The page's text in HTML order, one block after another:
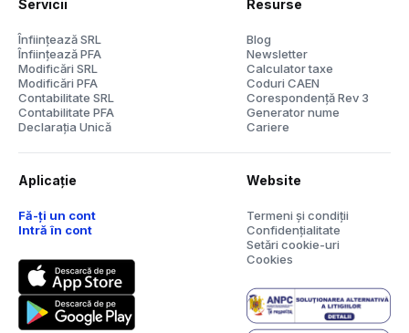
Servicii
Înființează SRL
Înființează PFA
Modificări SRL
Modificări PFA
Contabilitate SRL
Contabilitate PFA
Declarația Unică
Resurse
Blog
Newsletter
Calculator taxe
Coduri CAEN
Corespondență Rev 3
Generator nume
Cariere
Aplicație
Fă-ți un cont
Intră în cont
Website
Termeni și condiții
Confidențialitate
Setări cookie-uri
Cookies